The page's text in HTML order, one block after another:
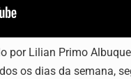
por Lilian Primo
os dias da semana,